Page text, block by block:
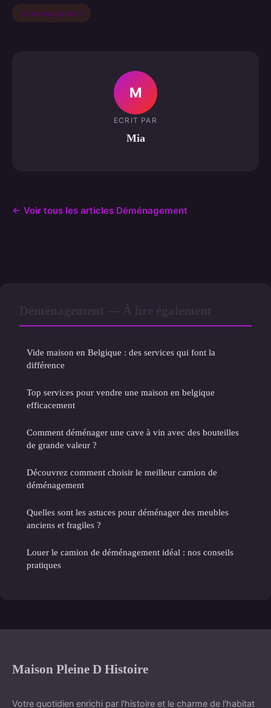
Déménagement
M
ECRIT PAR
Mia
← Voir tous les articles Déménagement
Vide maison en Belgique : des services qui font la
différence
Top services pour vendre une maison en belgique
efficacement
Comment déménager une cave à vin avec des bouteilles
de grande valeur ?
Découvrez comment choisir le meilleur camion de
déménagement
Quelles sont les astuces pour déménager des meubles
anciens et fragiles ?
Louer le camion de déménagement idéal : nos conseils
pratiques
Maison Pleine D Histoire
Votre quotidien enrichi par l'histoire et le charme de l'habitat